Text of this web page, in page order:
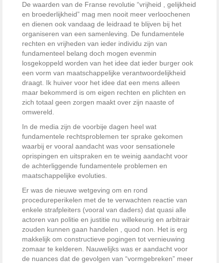
De waarden van de Franse revolutie “vrijheid , gelijkheid
en broederlijkheid” mag men nooit meer verloochenen
en dienen ook vandaag de leidraad te blijven bij het
organiseren van een samenleving. De fundamentele
rechten en vrijheden van ieder individu zijn van
fundamenteel belang doch mogen evenmin
losgekoppeld worden van het idee dat ieder burger ook
een vorm van maatschappelijke verantwoordelijkheid
draagt. Ik huiver voor het idee dat een mens alleen
maar bekommerd is om eigen rechten en plichten en
zich totaal geen zorgen maakt over zijn naaste of
omwereld.
In de media zijn de voorbije dagen heel wat
fundamentele rechtsproblemen ter sprake gekomen
waarbij er vooral aandacht was voor sensationele
oprispingen en uitspraken en te weinig aandacht voor
de achterliggende fundamentele problemen en
maatschappelijke evoluties.
Er was de nieuwe wetgeving om en rond
procedureperikelen met de te verwachten reactie van
enkele strafpleiters (vooral van daders) dat quasi alle
actoren van politie en justitie nu willekeurig en arbitrair
zouden kunnen gaan handelen , quod non. Het is erg
makkelijk om constructieve pogingen tot vernieuwing
zomaar te kelderen. Nauwelijks was er aandacht voor
de nuances dat de gevolgen van “vormgebreken” meer